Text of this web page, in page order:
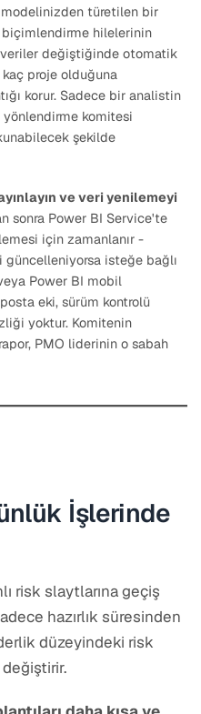
türetilen bir
biçimlendirme hilelerinin
veriler değiştiğinde otomatik
proje olduğuna
korur. Sadece bir analistin
komitesi
şekilde
ve veri yenilemeyi
sonra Power BI Service'te
için zamanlanır -
güncelleniyorsa isteğe bağlı
Power BI mobil
eki, sürüm kontrolü
yoktur. Komitenin
PMO liderinin o sabah
İşlerinde
risk slaytlarına geçiş
hazırlık süresinden
düzeyindeki risk